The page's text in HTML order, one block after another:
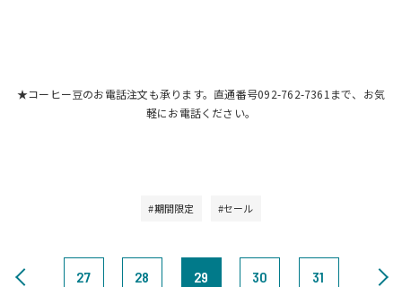
★コーヒー豆のお電話注文も承ります。直通番号092-762-7361まで、お気
軽にお電話ください。
#期間限定 #セール
27 28 29 30 31